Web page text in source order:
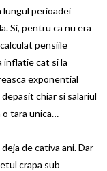
perioadei
Si, pentru ca nu era
pensiile
inflatie cat si la
exponential
chiar si salariul
o tara unica…
de cativa ani. Dar
crapa sub